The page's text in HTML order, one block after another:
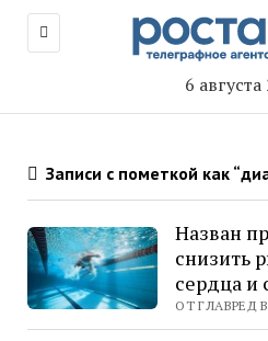
6 августа
Записи с пометкой как
Назван
снизить
сердца и
ОТ ГЛАВРЕД